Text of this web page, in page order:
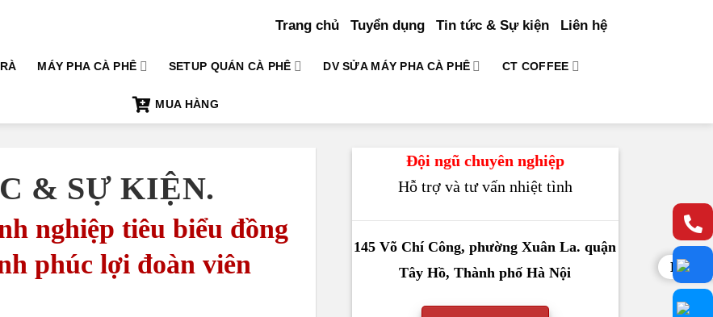
Trang chủ Tuyển dụng Tin tức & Sự kiện Liên hệ
MÁY PHA CÀ PHÊ SETUP QUÁN CÀ PHÊ DV SỬA MÁY PHA CÀ PHÊ CT COFFEE
MUA HÀNG
& SỰ KIỆN.
nghiệp tiêu biểu đồng
phúc lợi đoàn viên
Đội ngũ chuyên nghiệp
Hỗ trợ và tư vấn nhiệt tình
145 Võ Chí Công, phường Xuân La. quận
Tây Hồ, Thành phố Hà Nội
Liên